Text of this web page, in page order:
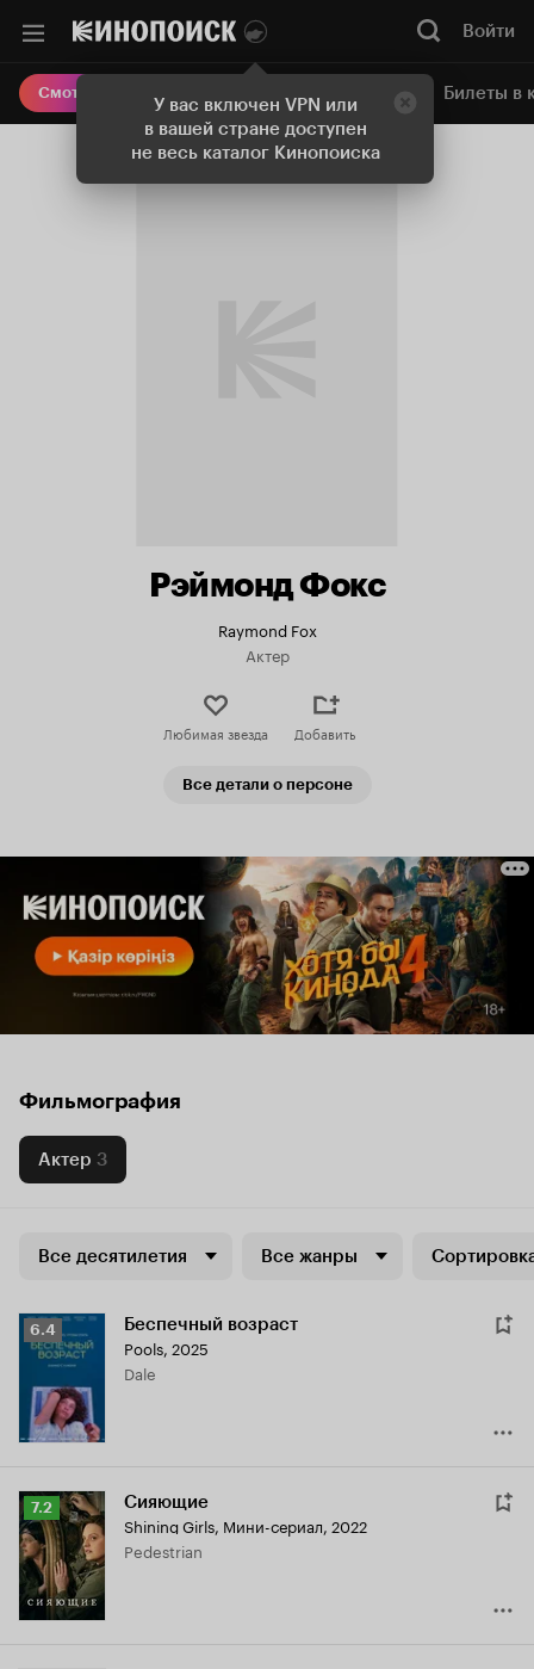
У вас включен VPN или
в вашей стране доступен
не весь каталог Кинопоиска
Войти
Смотреть кино Онлайн-кинотеатр Билеты в
Рэймонд Фокс
Raymond Fox
Актер
Любимая звезда Добавить
Все детали о персоне
Фильмография
Актер 3
Все десятилетия Все жанры
Рейтинг
Кинопоиска
6.4 Беспечный возраст
Pools, 2025
Dale
Рейтинг
Кинопоиска
7.2
7.2 Сияющие
Shining Girls, Мини-сериал, 2022
Pedestrian